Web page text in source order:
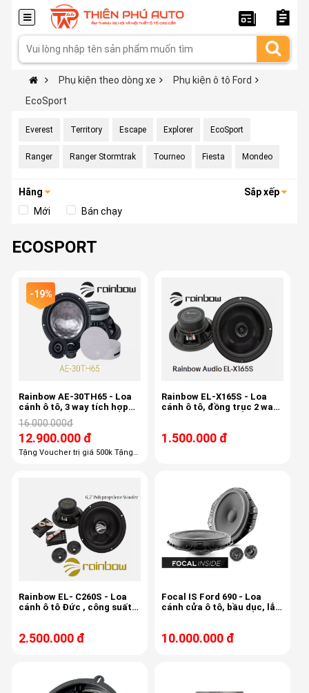
Phụ kiện theo dòng xe
Phụ kiện ô tô Ford
EcoSport
Everest Territory Escape Explorer EcoSport
Ranger Ranger Stormtrak Tourneo Fiesta Mondeo
Hãng
Sắp xếp
Mới
Bán chạy
ECOSPORT
-19%
Rainbow AE-30TH65 - Loa
cánh ô tô, 3 way tích hợp
mid-treb , 6.5 inch, 80/150w,
50-22khz, 87db
16.000.000đ
12.900.000 đ
Tặng Voucher trị giá 500k Tặng
Rainbow EL-X165S - Loa
cánh ô tô, đồng trục 2 way,
1.500.000 đ
Rainbow EL- C260S - Loa
cánh ô tô Đức , công suất
2.500.000 đ
Focal IS Ford 690 - Loa
cánh cửa ô tô, bầu dục, lắp
10.000.000 đ